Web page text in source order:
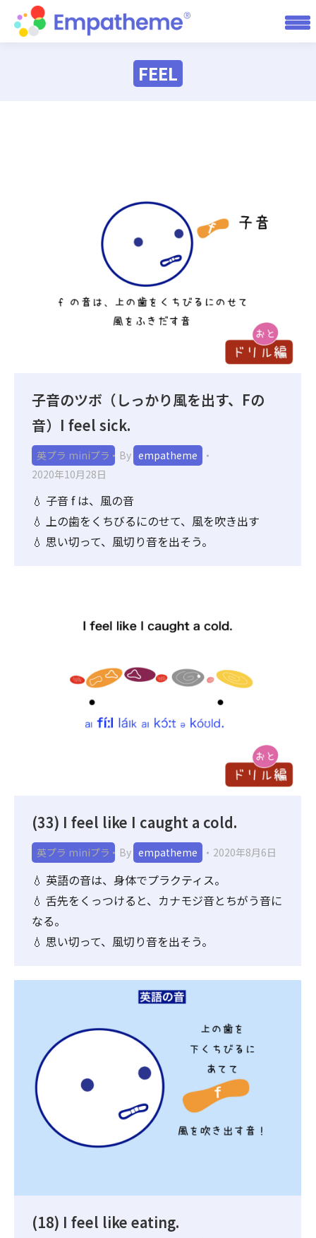
FEEL
子音のツボ（しっかり風を出す、Fの
音）I feel sick.
英プラ miniプラ By empatheme
2020年10月28日
💧 子音 f は、風の音
💧 上の歯をくちびるにのせて、風を吹き出す
💧 思い切って、風切り音を出そう。
(33) I feel like I caught a cold.
英プラ miniプラ By empatheme 2020年8月6日
💧 英語の音は、身体でプラクティス。
💧 舌先をくっつけると、カナモジ音とちがう音に
なる。
💧 思い切って、風切り音を出そう。
(18) I feel like eating.